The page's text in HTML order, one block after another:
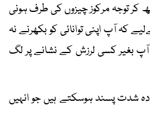
کر توجہ مرکوز چیزوں کی طرف ہونی
کہ آپ اپنی توانائی کو بکھرنے نہ
آپ بغیر کسی لرزش کے نشانے پر لگ
شدت پسند ہوسکتے ہیں جو انہیں